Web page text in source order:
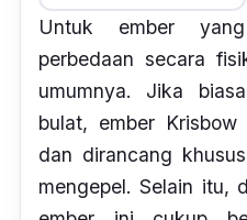
Untuk ember
perbedaan secara
umumnya. Jika
bulat, ember
dan dirancang
mengepel. Selain itu,